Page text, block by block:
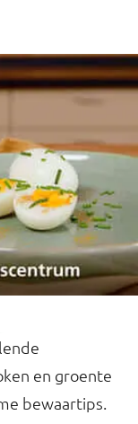
en groente
bewaartips.